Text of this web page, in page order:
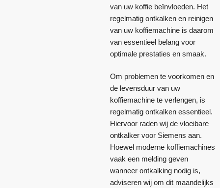
van uw koffie beïnvloeden. Het
regelmatig ontkalken en reinigen
van uw koffiemachine is daarom
van essentieel belang voor
optimale prestaties en smaak.
Om problemen te voorkomen en
de levensduur van uw
koffiemachine te verlengen, is
regelmatig ontkalken essentieel.
Hiervoor raden wij de vloeibare
ontkalker voor Siemens aan.
Hoewel moderne koffiemachines
vaak een melding geven
wanneer ontkalking nodig is,
adviseren wij om dit maandelijks